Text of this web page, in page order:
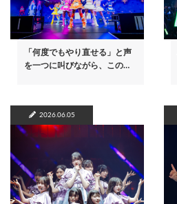
「何度でもやり直せる」と声
を一つに叫びながら、この…
2026.06.05